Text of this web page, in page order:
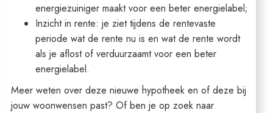
energiezuiniger maakt voor een beter energielabel;
Inzicht in rente: je ziet tijdens de rentevaste
periode wat de rente nu is en wat de rente wordt
als je aflost of verduurzaamt voor een beter
energielabel.
Meer weten over deze nieuwe hypotheek en of deze bij
jouw woonwensen past? Of ben je op zoek naar